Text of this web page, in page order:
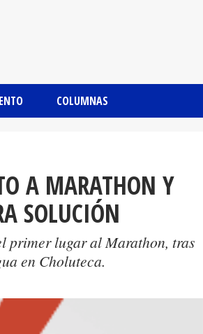
COLUMNAS
A MARATHON Y
SOLUCIÓN
primer lugar al Marathon, tras
en Choluteca.